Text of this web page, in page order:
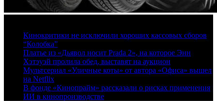
Кинокритики не исключили хороших кассовых сборов
“Колобка”
Платье из «Дьявол носит Prada 2», на которое Энн
Хэтэуэй пролила обед, выставят на аукцион
Мультсериал «Уличные коты» от автора «Офиса» вышел
на Netflix
В фонде «Кинопрайм» рассказали о рисках применения
ИИ в кинопроизводстве